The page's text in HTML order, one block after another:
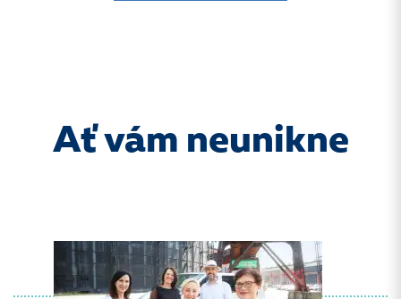
Ať vám neunikne